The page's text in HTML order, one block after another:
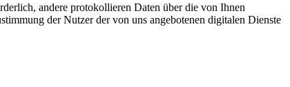
andere protokollieren Daten über die von Ihnen
der Nutzer der von uns angebotenen digitalen Dienste